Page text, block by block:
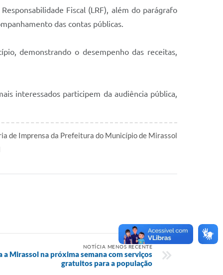
Fiscal (LRF), além do parágrafo
das contas públicas.
demonstrando o desempenho das receitas,
interessados participem da audiência pública,
de Imprensa da Prefeitura do Município de Mirassol
NOTÍCIA MENOS RECENTE
a Mirassol na próxima semana com serviços
gratuitos para a população